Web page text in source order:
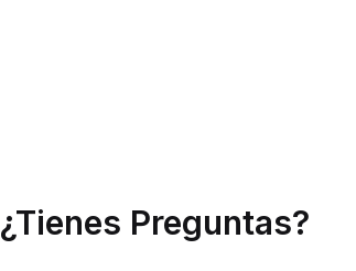
Último
Último
¿Tienes Preguntas?